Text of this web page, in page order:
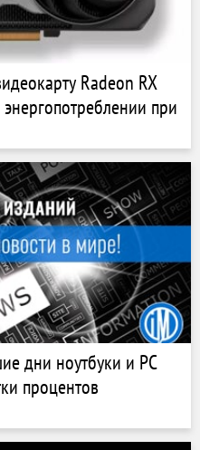
Radeon RX
при
дни ноутбуки и PC
процентов